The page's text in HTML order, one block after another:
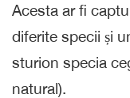
Acesta ar fi
diferite specii și
sturion specia
natural).